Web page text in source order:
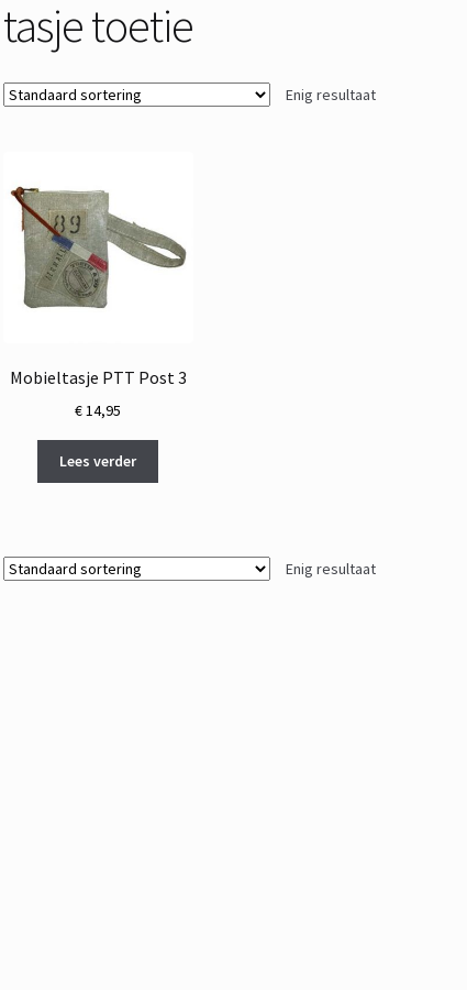
tasje toetie
Enig resultaat
Mobieltasje PTT Post 3
€14,95
Lees verder
Enig resultaat